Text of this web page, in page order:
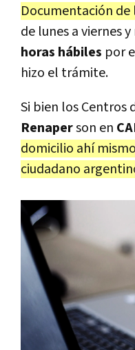
Documentación de
de lunes a viernes
horas hábiles por
hizo el trámite.
Si bien los Centros
Renaperson en
domicilio ahí
ciudadano